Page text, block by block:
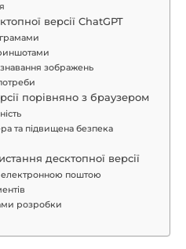
версії ChatGPT
зображень
порівняно з браузером
та підвищена безпека
десктопної версії
електронною поштою
розробки